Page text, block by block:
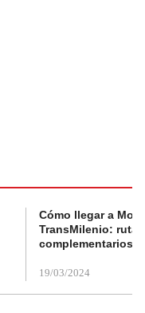
Cómo llegar a
TransMilenio:
complementarios
19/03/2024